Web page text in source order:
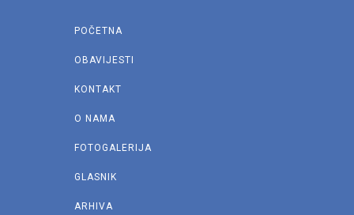
POČETNA
OBAVIJESTI
KONTAKT
O NAMA
FOTOGALERIJA
GLASNIK
ARHIVA